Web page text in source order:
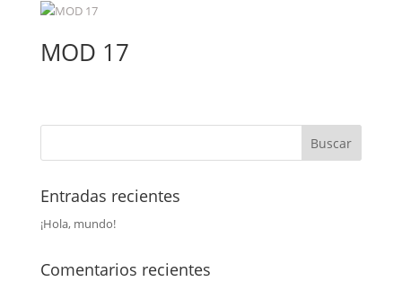
MOD 17
Entradas recientes
¡Hola, mundo!
Comentarios recientes